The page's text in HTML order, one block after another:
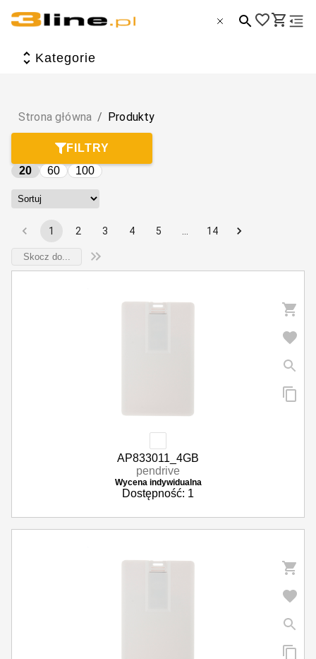
Kategorie
Wszystkie produkty
Dzieci i zabawa
Torby, plecaki, walizki i portfele
Tematyczne
Sport, hobby i wypoczynek
Elektronika i akcesoria
Strona główna / Produkty
FILTRY
20
60 100
1 2 3 4 5 14
AP833011_4GB
pendrive
Wycena indywidualna
Dostępność: 1